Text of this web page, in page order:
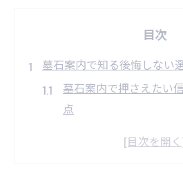
目次
墓石案内で知る後悔しない
墓石案内で押さえたい
点